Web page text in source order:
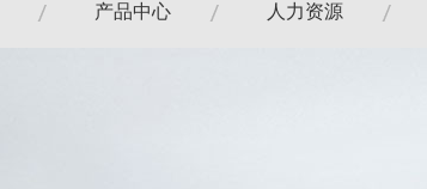
产品中心 人力资源